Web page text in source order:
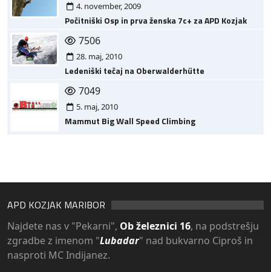
4. november, 2009
Počitniški Osp in prva ženska 7c+ za APD Kozjak
7506
28. maj, 2010
Ledeniški tečaj na Oberwalderhütte
7049
5. maj, 2010
Mammut Big Wall Speed Climbing
APD KOZJAK MARIBOR
Najdete nas v "Pekarni", Ob železnici 16, na podstrešju
zgradbe z imenom "Lubadar" nad bukvarno Ciproš in
nasproti MC Indijanez.